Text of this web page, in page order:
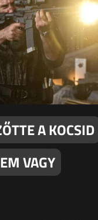
A KOCSID
VAGY